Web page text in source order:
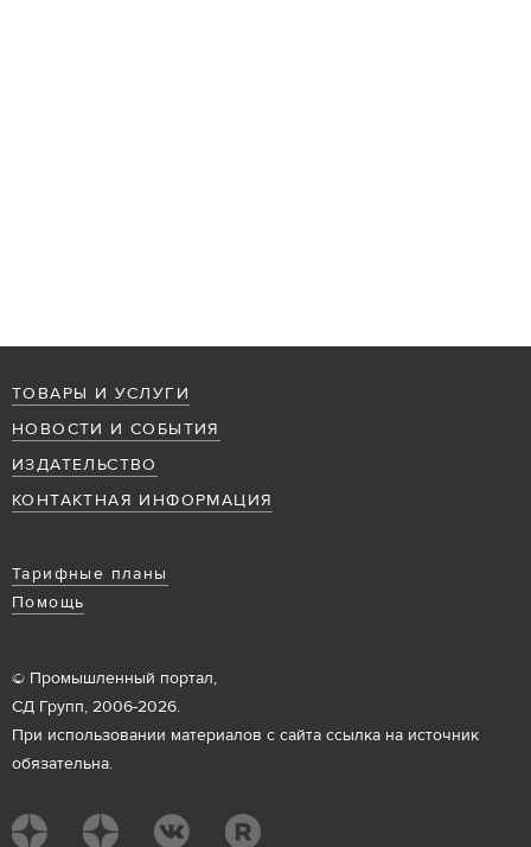
ТОВАРЫ И УСЛУГИ
НОВОСТИ И СОБЫТИЯ
ИЗДАТЕЛЬСТВО
КОНТАКТНАЯ ИНФОРМАЦИЯ
Тарифные планы
Помощь
© Промышленный портал,
СД Групп, 2006-2026.
При использовании материалов с сайта ссылка на источник
обязательна.